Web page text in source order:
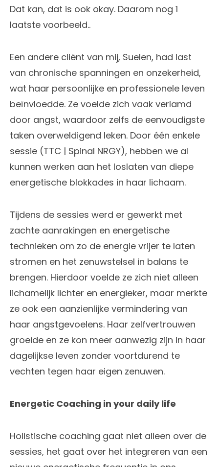
Dat kan, dat is ook okay. Daarom nog 1
laatste voorbeeld..
Een andere cliënt van mij, Suelen, had last
van chronische spanningen en onzekerheid,
wat haar persoonlijke en professionele leven
beïnvloedde. Ze voelde zich vaak verlamd
door angst, waardoor zelfs de eenvoudigste
taken overweldigend leken. Door één enkele
sessie (TTC | Spinal NRGY), hebben we al
kunnen werken aan het loslaten van diepe
energetische blokkades in haar lichaam.
Tijdens de sessies werd er gewerkt met
zachte aanrakingen en energetische
technieken om zo de energie vrijer te laten
stromen en het zenuwstelsel in balans te
brengen. Hierdoor voelde ze zich niet alleen
lichamelijk lichter en energieker, maar merkte
ze ook een aanzienlijke vermindering van
haar angstgevoelens. Haar zelfvertrouwen
groeide en ze kon meer aanwezig zijn in haar
dagelijkse leven zonder voortdurend te
vechten tegen haar eigen zenuwen.
Energetic Coaching in your daily life
Holistische coaching gaat niet alleen over de
sessies, het gaat over het integreren van een